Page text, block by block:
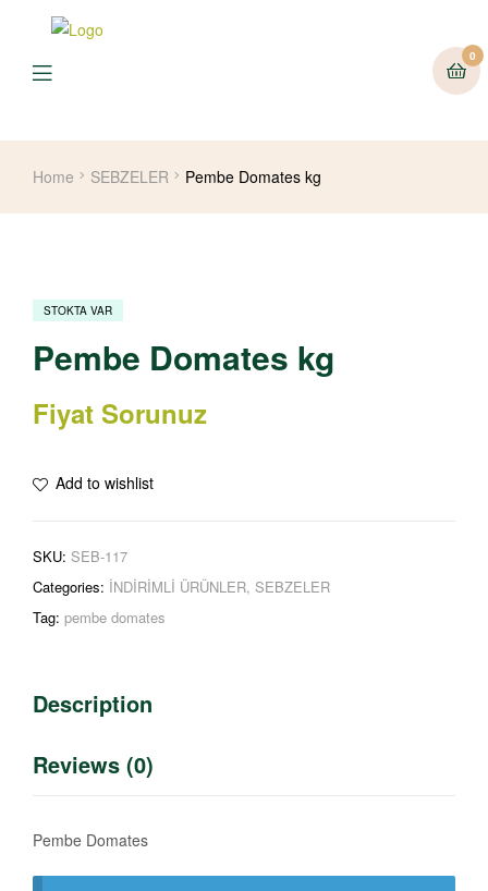
0
Home SEBZELER Pembe Domates kg
STOKTA VAR
Pembe Domates kg
Fiyat Sorunuz
Add to wishlist
SKU: SEB-117
Categories: İNDİRİMLİ ÜRÜNLER, SEBZELER
Tag: pembe domates
Description
Reviews (0)
Pembe Domates